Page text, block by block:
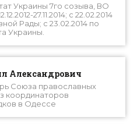
Украины 7го созыва, ВО
27.11.2014; с 22.02.2014
Рады; с 23.02.2014 по
Украины.
Александрович
Союза православных
координаторов
в Одессе